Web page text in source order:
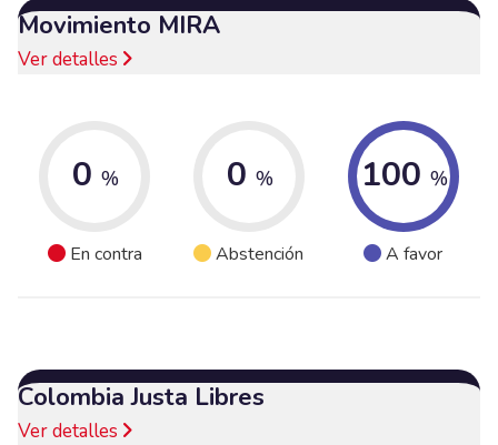
Movimiento MIRA
Ver detalles
0 %
En contra
0 %
Abstención
100 %
A favor
Colombia Justa Libres
Ver detalles